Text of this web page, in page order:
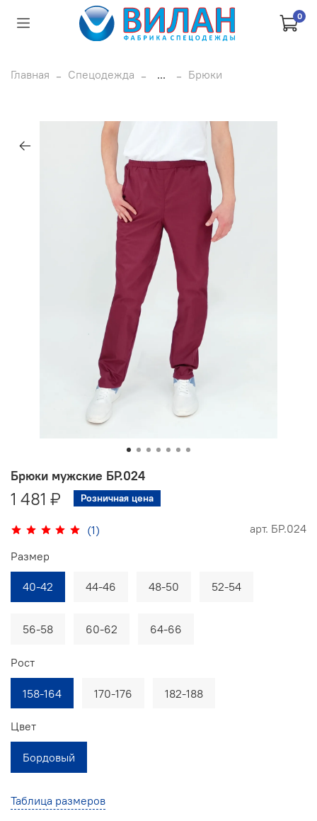
0
Главная Спецодежда ... Брюки
(1) арт. БР.024
Брюки мужские БР.024
1 481 ₽ Розничная цена
Таблица размеров
Размер
40-42 44-46 48-50 52-54
56-58 60-62 64-66
Рост
158-164 170-176 182-188
Цвет
Бордовый